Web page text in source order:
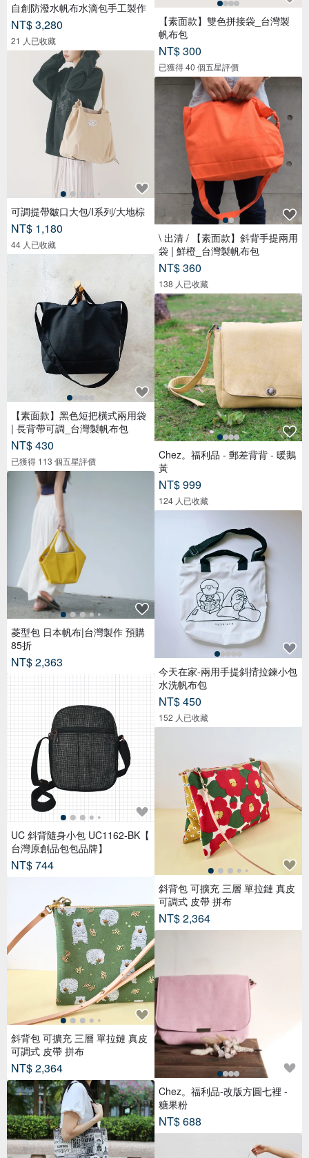
自創防潑水帆布水滴包手工製作
NT$ 3,280
21 人已收藏
可調提帶皺口大包/I系列/大地棕
NT$ 1,180
44 人已收藏
【素面款】黑色短把橫式兩用袋
| 長背帶可調_台灣製帆布包
NT$ 430
已獲得 113 個五星評價
菱型包 日本帆布|台灣製作 預購
85折
NT$ 2,363
UC 斜背隨身小包 UC1162-BK【
台灣原創品包包品牌】
NT$ 744
斜背包 可擴充 三層 單拉鏈 真皮
可調式 皮帶 拼布
NT$ 2,364
【素面款】雙色拼接袋_台灣製
帆布包
NT$ 300
已獲得 40 個五星評價
\ 出清 / 【素面款】斜背手提兩用
袋 | 鮮橙_台灣製帆布包
NT$ 360
138 人已收藏
Chez。福利品 - 郵差背背 - 暖鵝
黃
NT$ 999
124 人已收藏
今天在家-兩用手提斜揹拉鍊小包
水洗帆布包
NT$ 450
152 人已收藏
斜背包 可擴充 三層 單拉鏈 真皮
可調式 皮帶 拼布
NT$ 2,364
Chez。福利品-改版方圓七裡 -
糖果粉
NT$ 688